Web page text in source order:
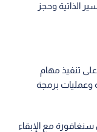
الذاتية وحجز
تنفيذ مهام
برمجة
مع الإبقاء